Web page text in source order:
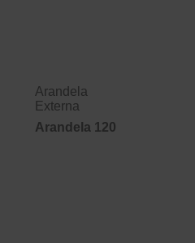
Arandela
Externa
Arandela 120